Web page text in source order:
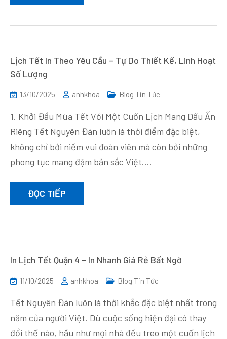
Lịch Tết In Theo Yêu Cầu – Tự Do Thiết Kế, Linh Hoạt
Số Lượng
13/10/2025 anhkhoa Blog Tin Tức
1. Khởi Đầu Mùa Tết Với Một Cuốn Lịch Mang Dấu Ấn
Riêng Tết Nguyên Đán luôn là thời điểm đặc biệt,
không chỉ bởi niềm vui đoàn viên mà còn bởi những
phong tục mang đậm bản sắc Việt.…
ĐỌC TIẾP
In Lịch Tết Quận 4 – In Nhanh Giá Rẻ Bất Ngờ
11/10/2025 anhkhoa Blog Tin Tức
Tết Nguyên Đán luôn là thời khắc đặc biệt nhất trong
năm của người Việt. Dù cuộc sống hiện đại có thay
đổi thế nào, hầu như mọi nhà đều treo một cuốn lịch